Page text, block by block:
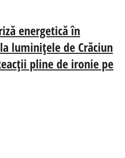
energetică în
luminițele de Crăciun
pline de ironie pe